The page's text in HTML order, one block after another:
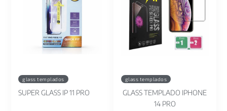
glass templados
SUPER GLASS IP 11 PRO
glass templados
GLASS TEMPLADO IPHONE
14 PRO